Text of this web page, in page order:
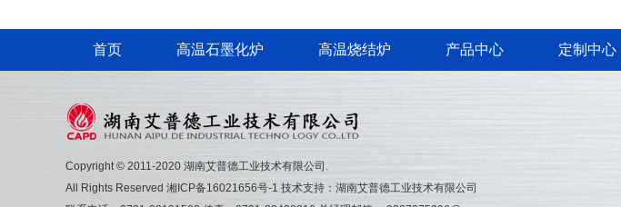
首页 高温石墨化炉 高温烧结炉 产品中心 定制中心
Copyright © 2011-2020 湖南艾普德工业技术有限公司.
All Rights Reserved 湘ICP备16021656号-1 技术支持：湖南艾普德工业技术有限公司